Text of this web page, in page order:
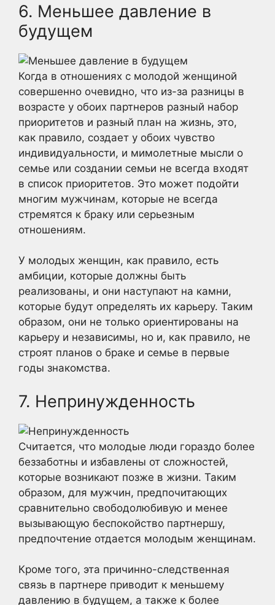
6. Меньшее давление в
будущем
Когда в отношениях с молодой женщиной
совершенно очевидно, что из-за разницы в
возрасте у обоих партнеров разный набор
приоритетов и разный план на жизнь, это,
как правило, создает у обоих чувство
индивидуальности, и мимолетные мысли о
семье или создании семьи не всегда входят
в список приоритетов. Это может подойти
многим мужчинам, которые не всегда
стремятся к браку или серьезным
отношениям.
У молодых женщин, как правило, есть
амбиции, которые должны быть
реализованы, и они наступают на камни,
которые будут определять их карьеру. Таким
образом, они не только ориентированы на
карьеру и независимы, но и, как правило, не
строят планов о браке и семье в первые
годы знакомства.
7. Непринужденность
Считается, что молодые люди гораздо более
беззаботны и избавлены от сложностей,
которые возникают позже в жизни. Таким
образом, для мужчин, предпочитающих
сравнительно свободолюбивую и менее
вызывающую беспокойство партнершу,
предпочтение отдается молодым женщинам.
Кроме того, эта причинно-следственная
связь в партнере приводит к меньшему
давлению в будущем, а также к более